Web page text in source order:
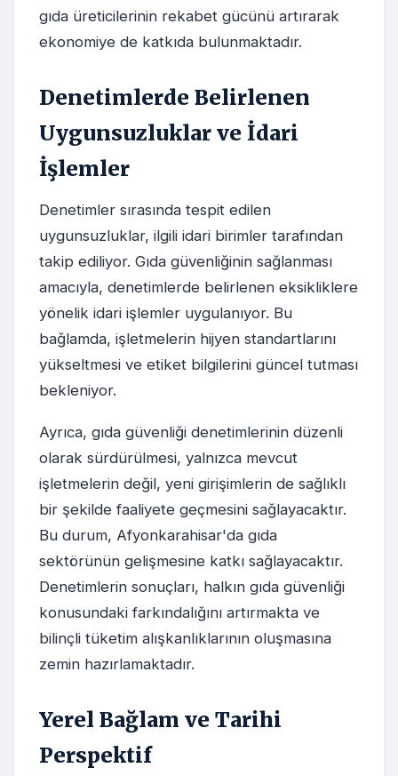
gıda üreticilerinin rekabet gücünü artırarak
ekonomiye de katkıda bulunmaktadır.
Denetimlerde Belirlenen
Uygunsuzluklar ve İdari
İşlemler
Denetimler sırasında tespit edilen
uygunsuzluklar, ilgili idari birimler tarafından
takip ediliyor. Gıda güvenliğinin sağlanması
amacıyla, denetimlerde belirlenen eksikliklere
yönelik idari işlemler uygulanıyor. Bu
bağlamda, işletmelerin hijyen standartlarını
yükseltmesi ve etiket bilgilerini güncel tutması
bekleniyor.
Ayrıca, gıda güvenliği denetimlerinin düzenli
olarak sürdürülmesi, yalnızca mevcut
işletmelerin değil, yeni girişimlerin de sağlıklı
bir şekilde faaliyete geçmesini sağlayacaktır.
Bu durum, Afyonkarahisar'da gıda
sektörünün gelişmesine katkı sağlayacaktır.
Denetimlerin sonuçları, halkın gıda güvenliği
konusundaki farkındalığını artırmakta ve
bilinçli tüketim alışkanlıklarının oluşmasına
zemin hazırlamaktadır.
Yerel Bağlam ve Tarihi
Perspektif